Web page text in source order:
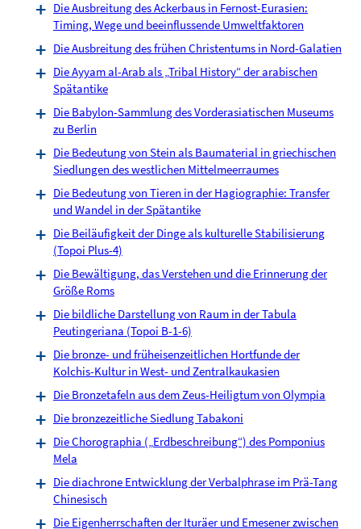
Die Ausbreitung des Ackerbaus in Fernost-Eurasien:
Timing, Wege und beeinflussende Umweltfaktoren
Die Ausbreitung des frühen Christentums in Nord-Galatien
Die Ayyam al-Arab als „Tribal History“ der arabischen
Spätantike
Die Babylon-Sammlung des Vorderasiatischen Museums
zu Berlin
Die Bedeutung von Stein als Baumaterial in griechischen
Siedlungen des westlichen Mittelmeerraumes
Die Bedeutung von Tieren in der Hagiographie: Transfer
und Wandel in der Spätantike
Die Beiläufigkeit der Dinge als kulturelle Stabilisierung
(Topoi Plus-4)
Die Bewältigung, das Verstehen und die Erinnerung der
Größe Roms
Die bildliche Darstellung von Raum in der Tabula
Peutingeriana (Topoi B-1-6)
Die bronze- und früheisenzeitlichen Hortfunde der
Kolchis-Kultur in West- und Zentralkaukasien
Die Bronzetafeln aus dem Zeus-Heiligtum von Olympia
Die bronzezeitliche Siedlung Tabakoni
Die Chorographia („Erdbeschreibung“) des Pomponius
Mela
Die diachrone Entwicklung der Verbalphrase im Prä-Tang
Chinesisch
Die Eigenherrschaften der Ituräer und Emesener zwischen